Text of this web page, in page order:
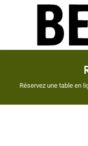
Réservez une table en